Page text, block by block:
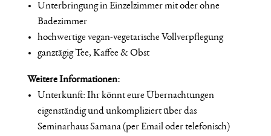
Unterbringung in Einzelzimmer mit oder ohne
Badezimmer
hochwertige vegan-vegetarische Vollverpflegung
ganztägig Tee, Kaffee & Obst
Weitere Informationen:
Unterkunft: Ihr könnt eure Übernachtungen
eigenständig und unkompliziert über das
Seminarhaus Samana (per Email oder telefonisch)